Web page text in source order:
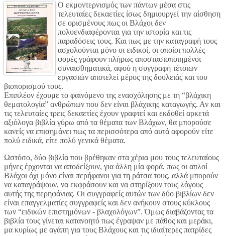
Ο εκμοντερνισμός των πάντων μέσα στις
τελευταίες δεκαετίες ίσως δημιουργεί την αίσθηση
σε ορισμένους πως οι Βλάχοι δεν
πολυενδιαφέρονται για την ιστορία και τις
παραδόσεις τους. Και πως με την καταγραφή τους
ασχολούνται μόνο οι ειδικοί, οι οποίοι πολλές
φορές γράφουν πλήρως αποστασιοποιημένοι
συναισθηματικά, αφού η συγγραφή τέτοιων
εργασιών αποτελεί μέρος της δουλειάς και του
βιοπορισμού τους.
Επιπλέον έχουμε το φαινόμενο της ενασχόλησης με τη “βλάχικη
θεματολογία” ανθρώπων που δεν είναι βλάχικης καταγωγής. Αν και
τις τελευταίες τρεις δεκαετίες έχουν γραφτεί και εκδοθεί αρκετά
αξιόλογα βιβλία γύρω από τα θέματα των Βλάχων, θα μπορούσε
κανείς να επισημάνει πως τα περισσότερα από αυτά αφορούν είτε
πολύ ειδικά, είτε πολύ γενικά θέματα.
Ωστόσο, δύο βιβλία που βρέθηκαν στα χέρια μου τους τελευταίους
μήνες έρχονται να αποδείξουν, για άλλη μία φορά, πως οι απλοί
Βλάχοι όχι μόνο είναι περήφανοι για τη ράτσα τους, αλλά μπορούν
να καταγράψουν, να εκφράσουν και να στηρίξουν τους λόγους
αυτής της περηφάνιας. Οι συγγραφείς αυτών των δύο βιβλίων δεν
είναι επαγγελματίες συγγραφείς και δεν ανήκουν στους κύκλους
των “ειδικών επιστημόνων - βλαχολόγων”. Όμως διαβάζοντας τα
βιβλία τους γίνεται κατανοητό πως έγραψαν με πάθος και μεράκι,
μα κυρίως με αγάπη για τους Βλάχους και τις ιδιαίτερες πατρίδες